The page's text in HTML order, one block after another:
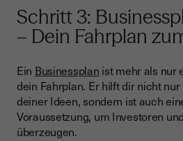
Schritt 3:
– Dein Fahrplan
Ein Businessplan ist mehr als nur
dein Fahrplan. Er hilft dir nicht
deiner Ideen, sondern ist auch
Voraussetzung, um Investoren
überzeugen.